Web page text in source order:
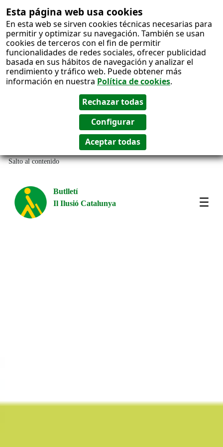
Esta página web usa cookies
En esta web se sirven cookies técnicas necesarias para
permitir y optimizar su navegación. También se usan
cookies de terceros con el fin de permitir
funcionalidades de redes sociales, ofrecer publicidad
basada en sus hábitos de navegación y analizar el
rendimiento y tráfico web. Puede obtener más
información en nuestra Política de cookies.
Salto al contenido
Butlletí
Il Ilusió Catalunya